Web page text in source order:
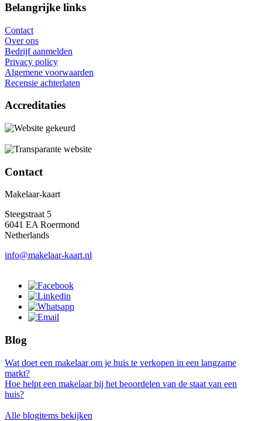
Belangrijke links
Contact
Over ons
Bedrijf aanmelden
Privacy policy
Algemene voorwaarden
Recensie achterlaten
Accreditaties
Contact
Makelaar-kaart
Steegstraat 5
6041 EA Roermond
Netherlands
info@makelaar-kaart.nl
Blog
Wat doet een makelaar om je huis te verkopen in een langzame
markt?
Hoe helpt een makelaar bij het beoordelen van de staat van een
huis?
Alle blogitems bekijken